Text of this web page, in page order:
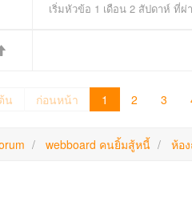
เริ่มหัวข้อ 1 เดือน 2 สัปดาห์ ที่ผ่
น ก่อนหน้า 1 2 3
webboard คนยิ้มสู้หนี้ ห้อ